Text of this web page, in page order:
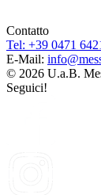
Contatto
Tel: +39 0471
E-Mail: info@
© 2026 U.a.B.
Seguici!